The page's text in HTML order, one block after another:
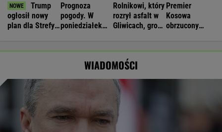
Trump
ogłosił nowy
plan dla Strefy
Prognoza
pogody. W
poniedziałek
Rolnikowi, który
rozrył asfalt w
Gliwicach, grozi
Premier
Kosowa
obrzucony
WIADOMOŚCI